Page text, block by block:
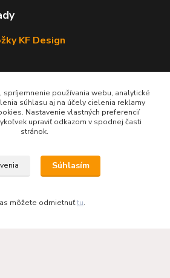
KF Design
na výrobky
a krby
spríjemnenie používania webu, analytické
súhlasu aj na účely cielenia reklamy
Nastavenie vlastných preferencií
upraviť odkazom v spodnej časti
stránok.
Súhlasím
môžete odmietnuťtu.